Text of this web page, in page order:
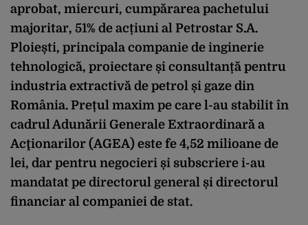
aprobat, miercuri, cumpărarea pachetului
majoritar, 51% de acțiuni al Petrostar S.A.
Ploiești, principala companie de inginerie
tehnologică, proiectare și consultanță pentru
industria extractivă de petrol și gaze din
România. Prețul maxim pe care l-au stabilit în
cadrul Adunării Generale Extraordinară a
Acţionarilor (AGEA) este fe 4,52 milioane de
lei, dar pentru negocieri și subscriere i-au
mandatat pe directorul general și directorul
financiar al companiei de stat.